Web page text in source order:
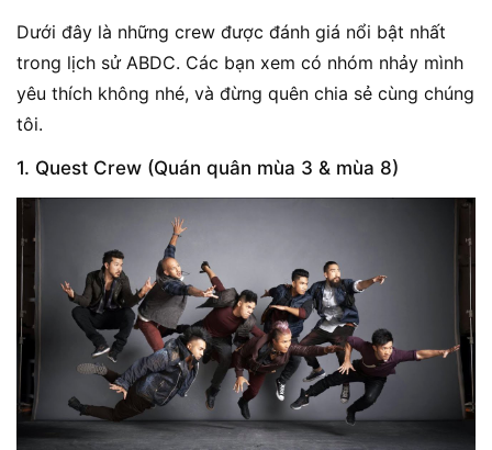
Dưới đây là những crew được đánh giá nổi bật nhất
trong lịch sử ABDC. Các bạn xem có nhóm nhảy mình
yêu thích không nhé, và đừng quên chia sẻ cùng chúng
tôi.
1. Quest Crew (Quán quân mùa 3 & mùa 8)